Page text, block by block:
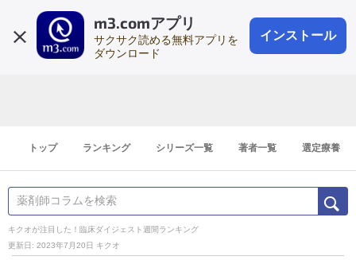
m3.comアプリ
サクサク読める無料アプリを
ダウンロード
インストール
会員登録
登録1分
トップ ランキング シリーズ一覧 著者一覧 選定療養
キクオが注目した！臨床ダイジェスト週間ランキング
更新日: 2023年7月20日
キクオ